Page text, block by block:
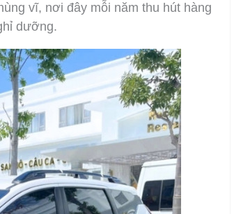
vĩ, nơi đây mỗi năm thu hút hàng
dưỡng.